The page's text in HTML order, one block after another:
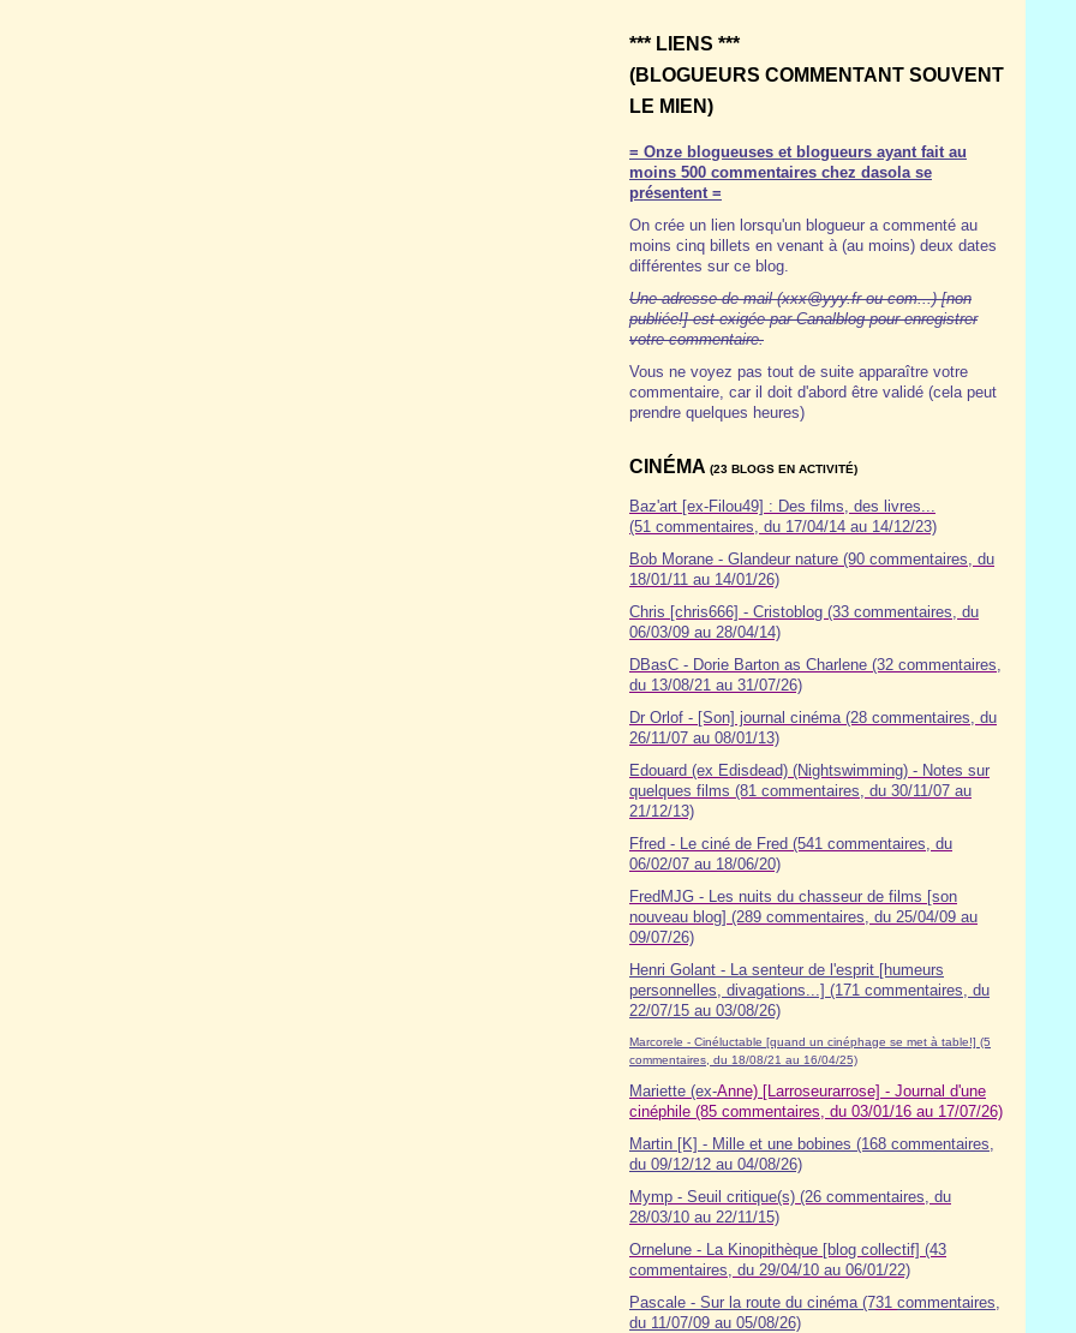
*** LIENS ***
(BLOGUEURS COMMENTANT SOUVENT
LE MIEN)
= Onze blogueuses et blogueurs ayant fait au
moins 500 commentaires chez dasola se
présentent =
On crée un lien lorsqu'un blogueur a commenté au
moins cinq billets en venant à (au moins) deux dates
différentes sur ce blog.
Une adresse de mail (xxx@yyy.fr ou com...) [non
publiée!] est exigée par Canalblog pour enregistrer
votre commentaire.
Vous ne voyez pas tout de suite apparaître votre
commentaire, car il doit d'abord être validé (cela peut
prendre quelques heures)
CINÉMA (23 BLOGS EN ACTIVITÉ)
Baz'art [ex-Filou49] : Des films, des livres...
(51 commentaires, du 17/04/14 au 14/12/23)
Bob Morane - Glandeur nature (90 commentaires, du
18/01/11 au 14/01/26)
Chris [chris666] - Cristoblog (33 commentaires, du
06/03/09 au 28/04/14)
DBasC - Dorie Barton as Charlene (32 commentaires,
du 13/08/21 au 31/07/26)
Dr Orlof - [Son] journal cinéma (28 commentaires, du
26/11/07 au 08/01/13)
Edouard (ex Edisdead) (Nightswimming) - Notes sur
quelques films (81 commentaires, du 30/11/07 au
21/12/13)
Ffred - Le ciné de Fred (541 commentaires, du
06/02/07 au 18/06/20)
FredMJG - Les nuits du chasseur de films [son
nouveau blog] (289 commentaires, du 25/04/09 au
09/07/26)
Henri Golant - La senteur de l'esprit [humeurs
personnelles, divagations...] (171 commentaires, du
22/07/15 au 03/08/26)
Marcorele - Cinéluctable [quand un cinéphage se met à table!] (5
commentaires, du 18/08/21 au 16/04/25)
Mariette (ex-Anne) [Larroseurarrose] - Journal d'une
cinéphile (85 commentaires, du 03/01/16 au 17/07/26)
Martin [K] - Mille et une bobines (168 commentaires,
du 09/12/12 au 04/08/26)
Mymp - Seuil critique(s) (26 commentaires, du
28/03/10 au 22/11/15)
Ornelune - La Kinopithèque [blog collectif] (43
commentaires, du 29/04/10 au 06/01/22)
Pascale - Sur la route du cinéma (731 commentaires,
du 11/07/09 au 05/08/26)